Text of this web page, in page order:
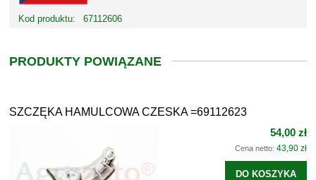
Kod produktu: 67112606
PRODUKTY POWIĄZANE
SZCZĘKA HAMULCOWA CZESKA =69112623
54,00 zł
Cena netto: 43,90 zł
DO KOSZYKA